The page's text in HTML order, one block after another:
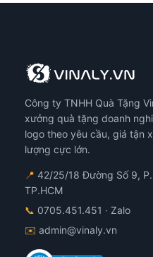
Công ty TNHH Quà Tặng
xưởng quà tặng doanh
logo theo yêu cầu, giá tận
lượng cực lớn.
📍 42/25/18 Đường Số 9, P.
TP.HCM
📞 0705.451.451 · Zalo
✉️ admin@vinaly.vn